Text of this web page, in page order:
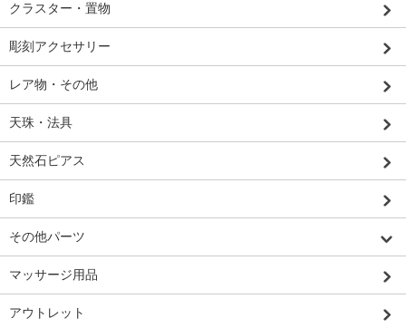
クラスター・置物
彫刻アクセサリー
レア物・その他
天珠・法具
天然石ピアス
印鑑
その他パーツ
マッサージ用品
アウトレット